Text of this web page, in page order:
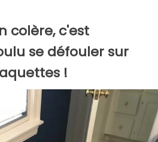
colère, c'est
se défouler sur
!